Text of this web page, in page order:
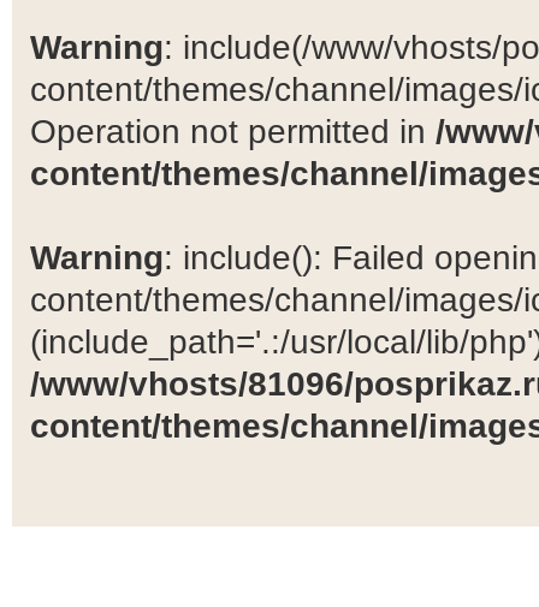
Warning: include(/www/vhosts/
content/themes/channel/
Operation not permitted in /
content/themes/channel/
Warning: include(): Failed
content/themes/channel/images/
(include_path='.:/usr/local/lib/
/www/vhosts/81096/
content/themes/channel/